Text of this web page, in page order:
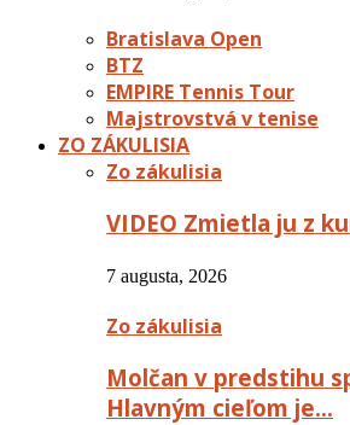
Bratislava Open
BTZ
EMPIRE Tennis Tour
Majstrovstvá v tenise
ZO ZÁKULISIA
Zo zákulisia
VIDEO Zmietla ju z
7 augusta, 2026
Zo zákulisia
Molčan v predstihu
Hlavným cieľom je…